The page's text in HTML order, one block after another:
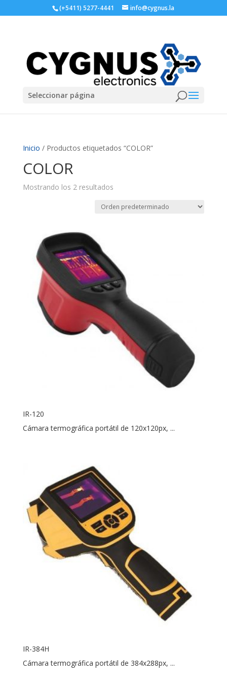
(+5411) 5277-4441 info@cygnus.la
Seleccionar página
Inicio / Productos etiquetados “COLOR”
COLOR
Mostrando los 2 resultados
IR-120
Cámara termográfica portátil de 120x120px, ...
IR-384H
Cámara termográfica portátil de 384x288px, ...